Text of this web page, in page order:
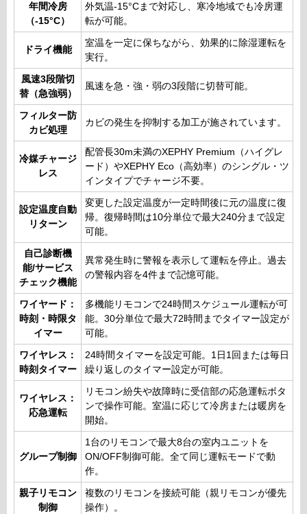
年間冷房
（-15°C）
外気温-15°Cまで対応し、寒冷地域でも冷房運
転が可能。
ドライ機能
室温を一定に保ちながら、効果的に除湿運転を
実行。
風速3段階切
替（急強弱）
風速を急・強・弱の3段階に切替可能。
フィルター防
カビ処理
カビの発生を抑制する加工が施されています。
冷媒チャージ
レス
配管長30m未満のXEPHY Premium（ハイグレ
ード）やXEPHY Eco（高効率）のシングル・ツ
インタイプでチャージ不要。
設定温度自動
リターン
変更した設定温度が一定時間後に元の温度に復
帰。復帰時間は10分単位で最大240分まで設定
可能。
自己診断機
能/サービス
チェック機能
異常発生時に警報を表示して運転を停止。過去
の警報内容を4件まで記憶可能。
ワイヤード：
時刻・時限タ
イマー
多機能リモコンで24時間スケジュール運転が可
能。30分単位で最大72時間までタイマー設定が
可能。
ワイヤレス：
時刻タイマー
24時間タイマーを設定可能。1日1回または毎日
繰り返しのタイマー設定が可能。
ワイヤレス：
応急運転
リモコン紛失や故障時に受信部の応急運転ボタ
ンで操作可能。室温に応じて冷房または暖房を
開始。
グループ制御
1台のリモコンで最大8台の室内ユニットを
ON/OFF制御可能。全て同じ運転モードで動
作。
親子リモコン
制御
複数のリモコンを接続可能（親リモコンが優先
操作）。